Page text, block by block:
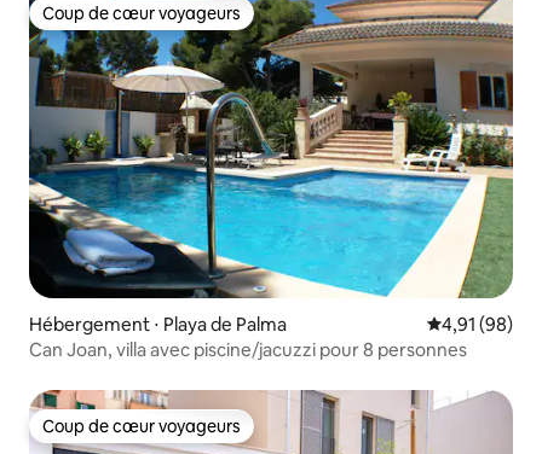
Coup de cœur voyageurs
Coup de cœur voyageurs
Hébergement ⋅ Playa de Palma Évaluation
4,91 (98)
Can Joan, villa avec piscine/jacuzzi pour 8 personnes
Coup de cœur voyageurs
Coup de cœur voyageurs